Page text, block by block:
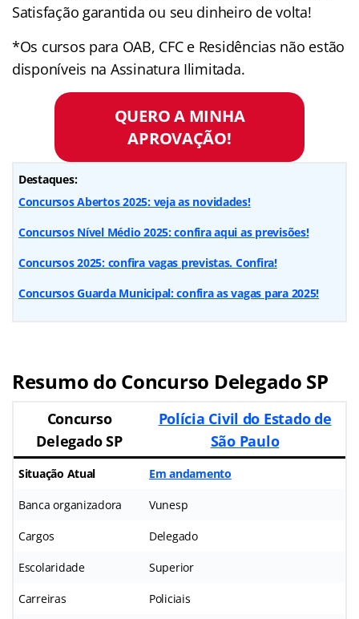
Satisfação garantida ou seu dinheiro de volta!
*Os cursos para OAB, CFC e Residências não estão
disponíveis na Assinatura Ilimitada.
QUERO A MINHA
APROVAÇÃO!
Destaques:
Concursos Abertos 2025: veja as novidades!
Concursos Nível Médio 2025: confira aqui as previsões!
Concursos 2025: confira vagas previstas. Confira!
Concursos Guarda Municipal: confira as vagas para 2025!
Resumo do Concurso Delegado SP
Concurso
Delegado SP
Polícia Civil do Estado de
São Paulo
Situação Atual Em andamento
Banca organizadora Vunesp
Cargos Delegado
Escolaridade Superior
Carreiras Policiais